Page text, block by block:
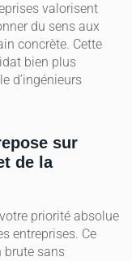
valorisent
du sens aux
concrète. Cette
bien plus
d’ingénieurs
sur
de la
priorité absolue
entreprises. Ce
brute sans